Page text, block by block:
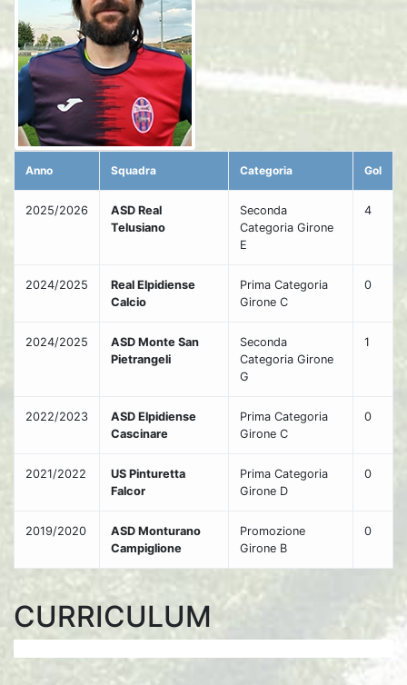
Anno Squadra Categoria Gol
2025/2026
ASD Real
Telusiano
Seconda
Categoria Girone
E
4
2024/2025
Real Elpidiense
Calcio
Prima Categoria
Girone C
0
2024/2025
ASD Monte San
Pietrangeli
Seconda
Categoria Girone
G
1
2022/2023
ASD Elpidiense
Cascinare
Prima Categoria
Girone C
0
2021/2022
US Pinturetta
Falcor
Prima Categoria
Girone D
0
2019/2020
ASD Monturano
Campiglione
Promozione
Girone B
0
CURRICULUM